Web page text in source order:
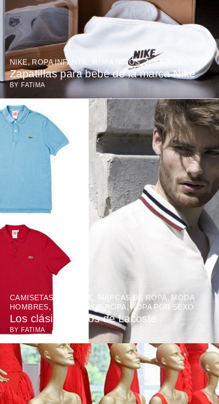
NIKE, ROPA INFANTIL ROPA NIÑOS,ZAPATILLAS
Zapatillas para bebé de la marca Nike
BY FATIMA
CAMISETAS LACOSTE MARCAS DE ROPA, MODA
HOMBRES,PRENDAS DE ROPA,ROPA POR SEXO
Los clásicos polos de Lacoste
BYFATIMA